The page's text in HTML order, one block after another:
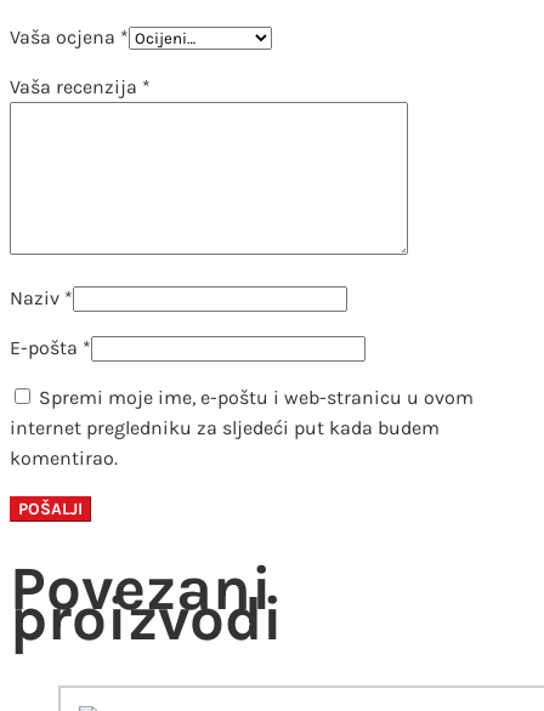
Vaša ocjena *
Vaša recenzija *
Naziv *
E-pošta *
Spremi moje ime, e-poštu i web-stranicu u ovom
internet pregledniku za sljedeći put kada budem
komentirao.
Povezani
proizvodi